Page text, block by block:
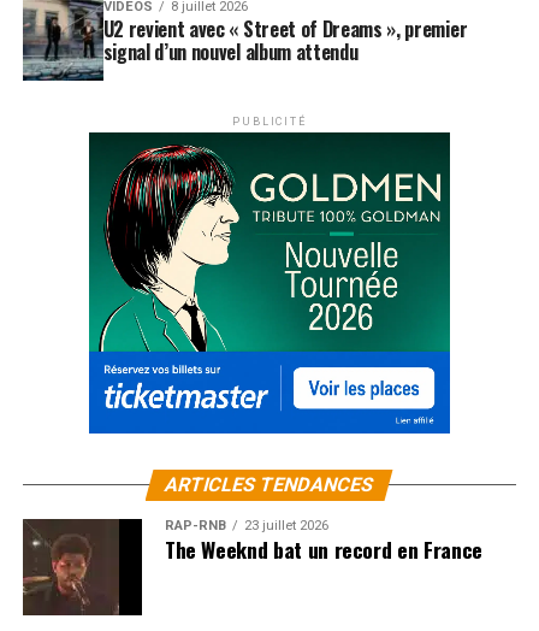
VIDEOS 8 juillet 2026
U2 revient avec « Street of Dreams », premier
signal d’un nouvel album attendu
PUBLICITÉ
ARTICLES TENDANCES
RAP-RNB 23 juillet 2026
The Weeknd bat un record en France